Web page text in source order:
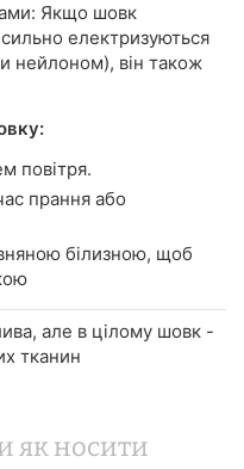
Якщо шовк
електризуються
нейлоном), він також
повітря.
прання або
білизною, щоб
але в цілому шовк -
тканин
як носити